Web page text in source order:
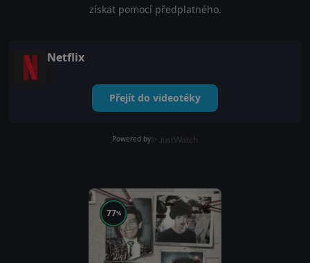
získat pomocí předplatného.
Netflix
Přejít do videotéky
Powered by
77%